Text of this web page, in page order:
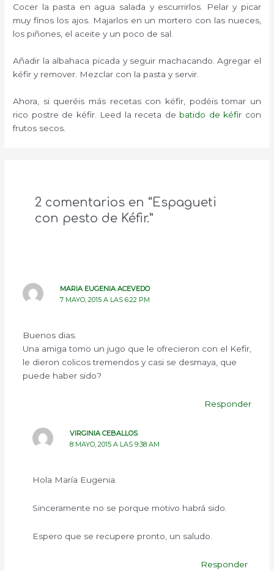
Cocer la pasta en agua salada y escurrirlos. Pelar y picar
muy finos los ajos. Majarlos en un mortero con las nueces,
los piñones, el aceite y un poco de sal.
Añadir la albahaca picada y seguir machacando. Agregar el
kéfir y remover. Mezclar con la pasta y servir.
Ahora, si queréis más recetas con kéfir, podéis tomar un
rico postre de kéfir. Leed la receta de batido de kéfir con
frutos secos.
2 comentarios en “Espagueti
con pesto de Kéfir.”
MARIA EUGENIA ACEVEDO
7 MAYO, 2015 A LAS 6:22 PM
Buenos dias.
Una amiga tomo un jugo que le ofrecieron con el Kefir,
le dieron colicos tremendos y casi se desmaya, que
puede haber sido?
Responder
VIRGINIA CEBALLOS
8 MAYO, 2015 A LAS 9:38 AM
Hola María Eugenia.
Sinceramente no se porque motivo habrá sido.
Espero que se recupere pronto, un saludo.
Responder